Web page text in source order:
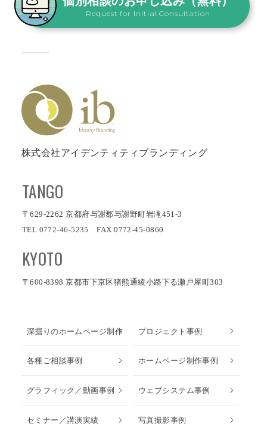
Request for Initial Consultation
株式会社アイデンティティブランディング
TANGO
〒629-2262 京都府与謝郡与謝野町岩滝451-3
TEL 0772-46-5235
FAX 0772-45-0860
KYOTO
〒600-8398 京都市下京区猪熊通綾小路下る瀬戸屋町303
深掘りのホームページ制作 プロジェクト事例
各種ご相談事例 ホームページ制作事例
グラフィック／動画事例 ウェブシステム事例
セミナー／講演実績 写真撮影事例